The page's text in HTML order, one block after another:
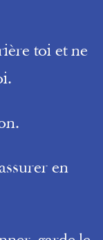
toi et ne
en